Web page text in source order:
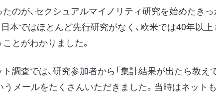
のが、セクシュアルマイノリティ研究を始めたきっ
本ではほとんど先行研究がなく、欧米では40年以
とがわかりました。
調査では、研究参加者から「集計結果が出たら教え
うメールをたくさんいただきました。当時はネット